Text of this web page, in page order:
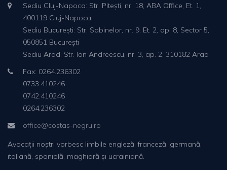
Sediu Cluj-Napoca: Str. Pitești, nr. 18, ABA Office, Et. 1,
400119 Cluj-Napoca
Sediu București: Str. Sabinelor, nr. 9, Et. 2, ap. 8, Sector 5,
050851 București
Sediu Arad: Str. Ion Andreescu, nr. 3, ap. 2, 310182 Arad
Fax: 0264.236302
0733.410246
0742.410246
0264.236302
office@costas-negru.ro
Avocații noștri vorbesc limbile engleză, franceză, germană,
italiană, spaniolă, maghiară și ucrainiană.